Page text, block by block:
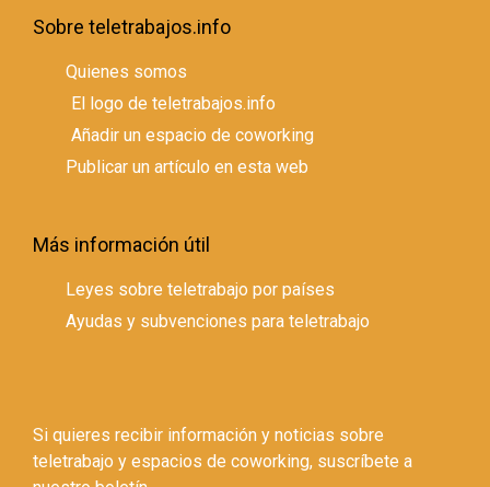
Sobre teletrabajos.info
Quienes somos
El logo de teletrabajos.info
Añadir un espacio de coworking
Publicar un artículo en esta web
Más información útil
Leyes sobre teletrabajo por países
Ayudas y subvenciones para teletrabajo
Si quieres recibir información y noticias sobre
teletrabajo y espacios de coworking, suscríbete a